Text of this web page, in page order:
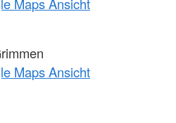
Maps Ansicht